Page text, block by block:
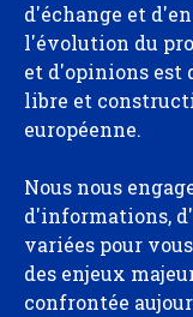
d'échange et
l'évolution du
et d'opinions est
libre et
européenne.
Nous nous
d'informations,
variées pour
des enjeux
confrontée